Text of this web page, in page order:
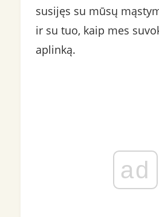
susijęs su mūsų
ir su tuo, kaip mes
aplinką.
ad